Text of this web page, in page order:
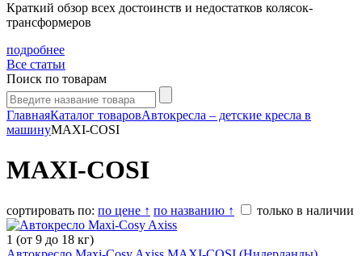
Краткий обзор всех достоинств и недостатков колясок-
трансформеров
подробнее
Все статьи
Поиск по товарам
ГлавнаяКаталог товаровАвтокресла – детские кресла в
машинуMAXI-COSI
MAXI-COSI
сортировать по: по цене ↑ по названию ↑ только в наличии
1 (от 9 до 18 кг)